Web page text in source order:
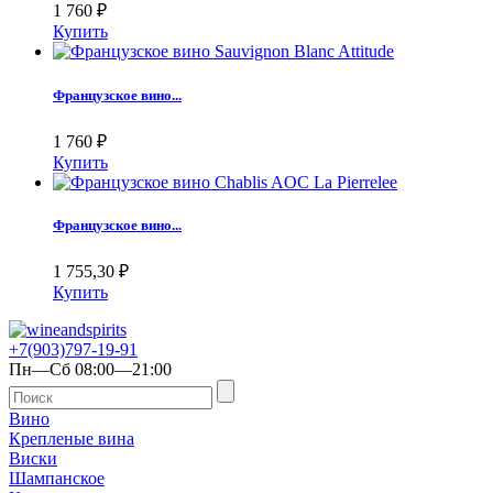
1 760 ₽
Купить
Французское вино...
1 760 ₽
Купить
Французское вино...
1 755,30 ₽
Купить
+7(903)797-19-91
Пн—Сб 08:00—21:00
Вино
Крепленые вина
Виски
Шампанское